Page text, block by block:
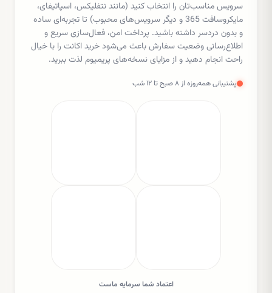
سرویس مناسب‌تان را انتخاب کنید (مانند نتفلیکس، اسپاتیفای،
مایکروسافت 365 و دیگر سرویس‌های محبوب) تا تجربه‌ای ساده
و بدون دردسر داشته باشید. پرداخت امن، فعال‌سازی سریع و
اطلاع‌رسانی وضعیت سفارش باعث می‌شود خرید اکانت را با خیال
راحت انجام دهید و از مزایای نسخه‌های پریمیوم لذت ببرید.
پشتیبانی همه‌روزه از ۸ صبح تا ۱۲ شب
اعتماد شما سرمایه ماست